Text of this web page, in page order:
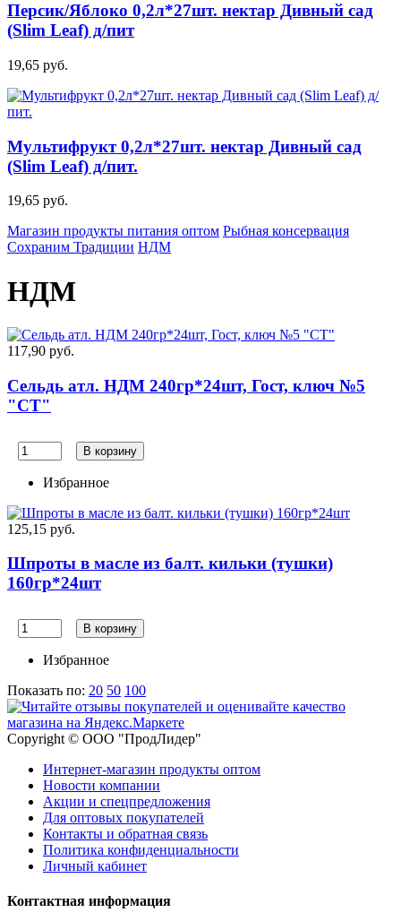
Персик/Яблоко 0,2л*27шт. нектар Дивный сад
(Slim Leaf) д/пит
19,65 руб.
Мультифрукт 0,2л*27шт. нектар Дивный сад
(Slim Leaf) д/пит.
19,65 руб.
Магазин продукты питания оптом Рыбная консервация
Сохраним Традиции НДМ
НДМ
117,90 руб.
Сельдь атл. НДМ 240гр*24шт, Гост, ключ №5
"СТ"
В корзину
Избранное
125,15 руб.
Шпроты в масле из балт. кильки (тушки)
160гр*24шт
В корзину
Избранное
Показать по: 20 50 100
Copyright © ООО "ПродЛидер"
Интернет-магазин продукты оптом
Новости компании
Акции и спецпредложения
Для оптовых покупателей
Контакты и обратная связь
Политика конфиденциальности
Личный кабинет
Контактная информация